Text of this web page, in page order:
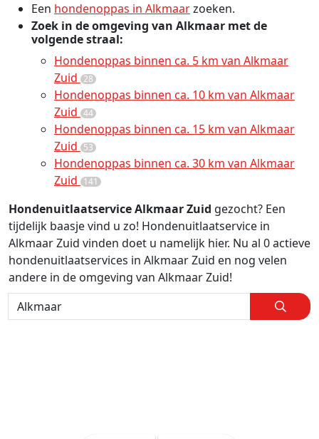
Een hondenoppas in Alkmaarzoeken.
Zoek in de omgeving van Alkmaar met de
volgende straal:
Hondenoppas binnen ca. 5 km van Alkmaar
Zuid 28
Hondenoppas binnen ca. 10 km van Alkmaar
Zuid 44
Hondenoppas binnen ca. 15 km van Alkmaar
Zuid 53
Hondenoppas binnen ca. 30 km van Alkmaar
Zuid 141
Hondenuitlaatservice Alkmaar Zuid gezocht? Een
tijdelijk baasje vind u zo! Hondenuitlaatservice in
Alkmaar Zuid vinden doet u namelijk hier. Nu al 0 actieve
hondenuitlaatservices in Alkmaar Zuid en nog velen
andere in de omgeving van Alkmaar Zuid!